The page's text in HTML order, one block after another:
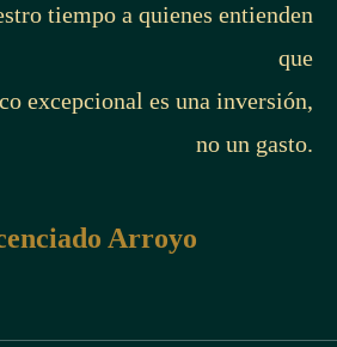
tiempo a quienes entienden
que
excepcional es una inversión,
no un gasto.
Arroyo